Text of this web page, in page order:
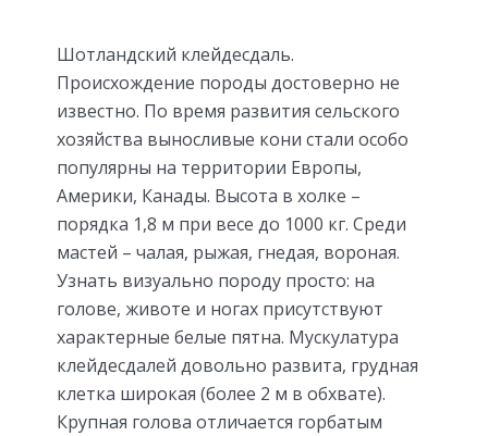
Шотландский клейдесдаль.
Происхождение породы достоверно не
известно. По время развития сельского
хозяйства выносливые кони стали особо
популярны на территории Европы,
Америки, Канады. Высота в холке –
порядка 1,8 м при весе до 1000 кг. Среди
мастей – чалая, рыжая, гнедая, вороная.
Узнать визуально породу просто: на
голове, животе и ногах присутствуют
характерные белые пятна. Мускулатура
клейдесдалей довольно развита, грудная
клетка широкая (более 2 м в обхвате).
Крупная голова отличается горбатым